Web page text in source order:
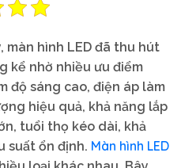
màn hình LED đã thu hút
kể nhờ nhiều ưu điểm
độ sáng cao, điện áp làm
hiệu quả, khả năng lắp
tuổi thọ kéo dài, khả
suất ổn định. Màn hình LED